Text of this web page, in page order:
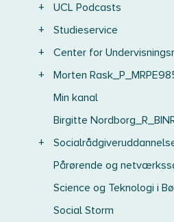
+
UCL Podcasts
+
Studieservice
+
Center for
+
Morten
Min kanal
Birgitte
+
Pårørende og
Science og Teknologi i
Social Storm